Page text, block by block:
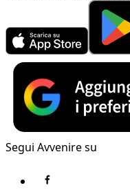
Segui Avvenire su